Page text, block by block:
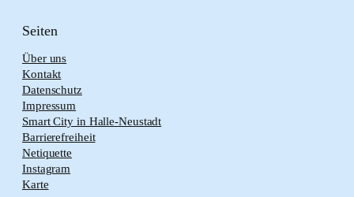
Seiten
Über uns
Kontakt
Datenschutz
Impressum
Smart City in Halle-Neustadt
Barrierefreiheit
Netiquette
Instagram
Karte